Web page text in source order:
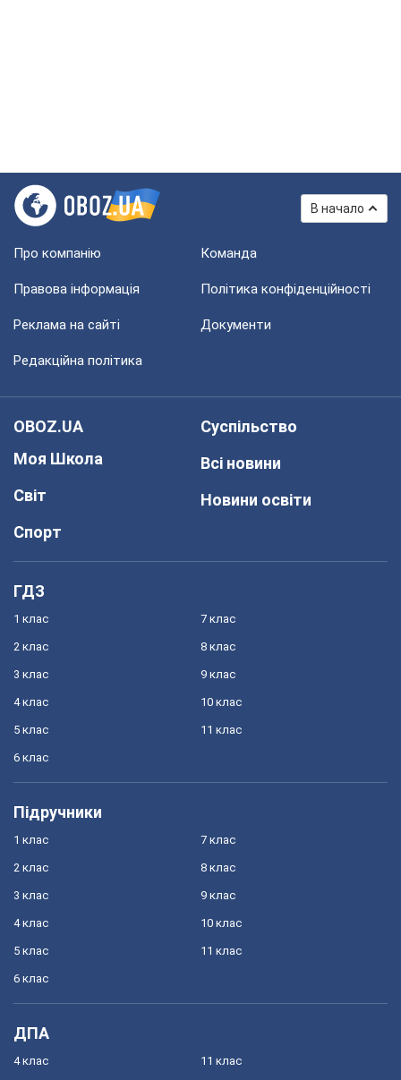
В начало
Про компанію Команда
Правова інформація Політика конфіденційності
Реклама на сайті Документи
Редакційна політика
OBOZ.UA
Моя Школа
Світ
Спорт
Суспільство
Всі новини
Новини освіти
ГДЗ
1 клас
2 клас
3 клас
4 клас
5 клас
6 клас
7 клас
8 клас
9 клас
10 клас
11 клас
Підручники
1 клас
2 клас
3 клас
4 клас
5 клас
6 клас
7 клас
8 клас
9 клас
10 клас
11 клас
ДПА
4 клас 11 клас